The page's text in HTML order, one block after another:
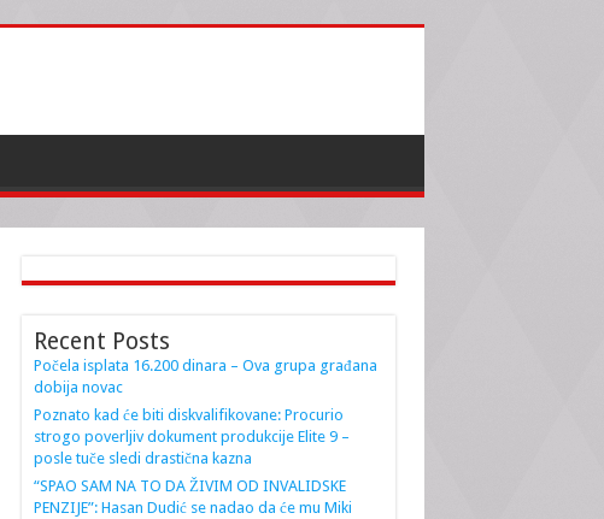
Recent Posts
Počela isplata 16.200 dinara – Ova grupa građana
dobija novac
Poznato kad će biti diskvalifikovane: Procurio
strogo poverljiv dokument produkcije Elite 9 –
posle tuče sledi drastična kazna
“SPAO SAM NA TO DA ŽIVIM OD INVALIDSKE
PENZIJE”: Hasan Dudić se nadao da će mu Miki